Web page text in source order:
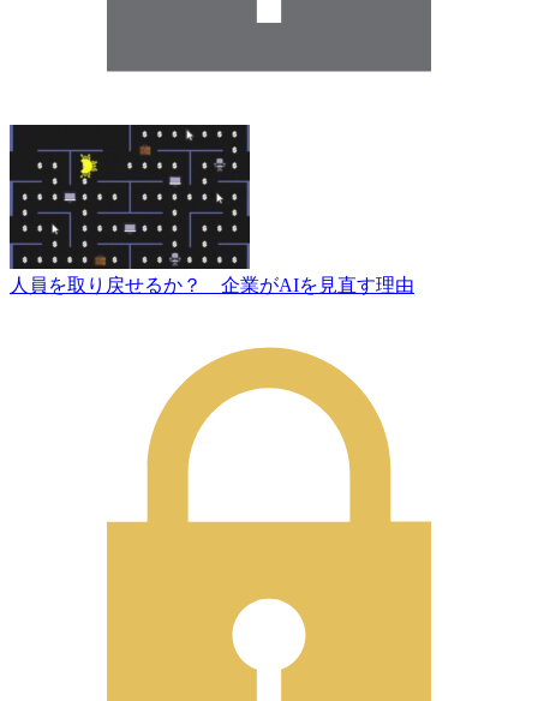
人員を取り戻せるか？ 企業がAIを見直す理由